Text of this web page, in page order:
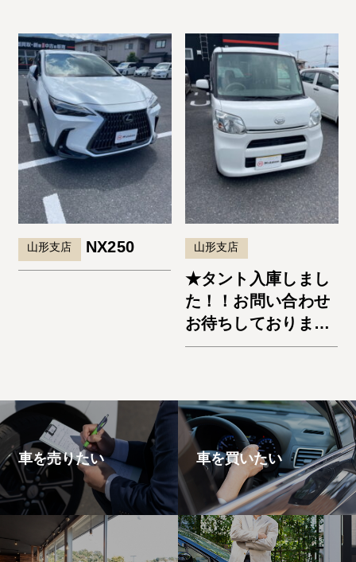
山形支店 NX250 山形支店
★タント入庫しまし
た！！お問い合わせ
お待ちしておりま
す。★
車を売りたい 車を買いたい